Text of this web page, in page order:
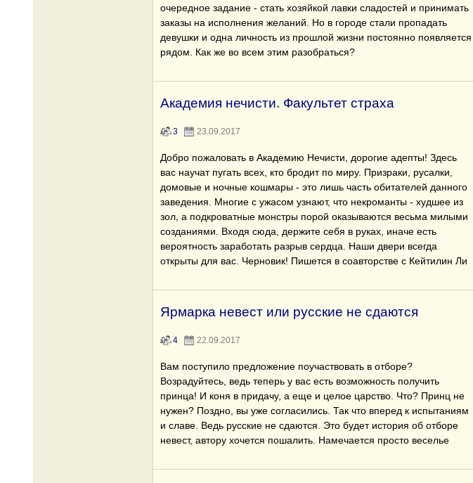
очередное задание - стать хозяйкой лавки сладостей и принимать
заказы на исполнения желаний. Но в городе стали пропадать
девушки и одна личность из прошлой жизни постоянно появляется
рядом. Как же во всем этим разобраться?
Академия нечисти. Факультет страха
3 23.09.2017
Добро пожаловать в Академию Нечисти, дорогие адепты! Здесь
вас научат пугать всех, кто бродит по миру. Призраки, русалки,
домовые и ночные кошмары - это лишь часть обитателей данного
заведения. Многие с ужасом узнают, что некроманты - худшее из
зол, а подкроватные монстры порой оказываются весьма милыми
созданиями. Входя сюда, держите себя в руках, иначе есть
вероятность заработать разрыв сердца. Наши двери всегда
открыты для вас. Черновик! Пишется в соавторстве с Кейтилин Ли
Ярмарка невест или русские не сдаются
4 22.09.2017
Вам поступило предложение поучаствовать в отборе?
Возрадуйтесь, ведь теперь у вас есть возможность получить
принца! И коня в придачу, а еще и целое царство. Что? Принц не
нужен? Поздно, вы уже согласились. Так что вперед к испытаниям
и славе. Ведь русские не сдаются. Это будет история об отборе
невест, автору хочется пошалить. Намечается просто веселье